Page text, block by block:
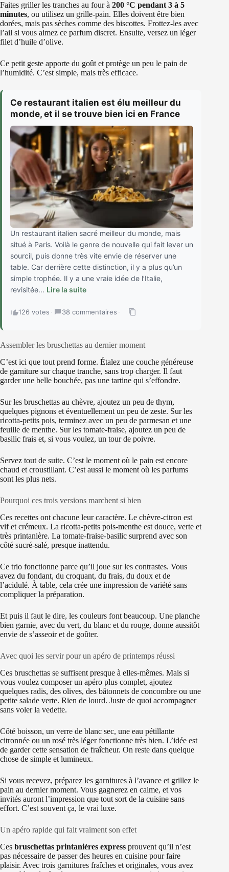
Faites griller les tranches au four à 200 °C pendant 3 à 5
minutes, ou utilisez un grille-pain. Elles doivent être bien
dorées, mais pas sèches comme des biscottes. Frottez-les avec
l’ail si vous aimez ce parfum discret. Ensuite, versez un léger
filet d’huile d’olive.
Ce petit geste apporte du goût et protège un peu le pain de
l’humidité. C’est simple, mais très efficace.
Ce restaurant italien est élu meilleur du
monde, et il se trouve bien ici en France
Un restaurant italien sacré meilleur du monde, mais
situé à Paris. Voilà le genre de nouvelle qui fait lever un
sourcil, puis donne très vite envie de réserver une
table. Car derrière cette distinction, il y a plus qu’un
simple trophée. Il y a une vraie idée de l’Italie,
revisitée... Lire la suite
126 votes · 38 commentaires ·
Assembler les bruschettas au dernier moment
C’est ici que tout prend forme. Étalez une couche généreuse
de garniture sur chaque tranche, sans trop charger. Il faut
garder une belle bouchée, pas une tartine qui s’effondre.
Sur les bruschettas au chèvre, ajoutez un peu de thym,
quelques pignons et éventuellement un peu de zeste. Sur les
ricotta-petits pois, terminez avec un peu de parmesan et une
feuille de menthe. Sur les tomate-fraise, ajoutez un peu de
basilic frais et, si vous voulez, un tour de poivre.
Servez tout de suite. C’est le moment où le pain est encore
chaud et croustillant. C’est aussi le moment où les parfums
sont les plus nets.
Pourquoi ces trois versions marchent si bien
Ces recettes ont chacune leur caractère. Le chèvre-citron est
vif et crémeux. La ricotta-petits pois-menthe est douce, verte et
très printanière. La tomate-fraise-basilic surprend avec son
côté sucré-salé, presque inattendu.
Ce trio fonctionne parce qu’il joue sur les contrastes. Vous
avez du fondant, du croquant, du frais, du doux et de
l’acidulé. À table, cela crée une impression de variété sans
compliquer la préparation.
Et puis il faut le dire, les couleurs font beaucoup. Une planche
bien garnie, avec du vert, du blanc et du rouge, donne aussitôt
envie de s’asseoir et de goûter.
Avec quoi les servir pour un apéro de printemps réussi
Ces bruschettas se suffisent presque à elles-mêmes. Mais si
vous voulez composer un apéro plus complet, ajoutez
quelques radis, des olives, des bâtonnets de concombre ou une
petite salade verte. Rien de lourd. Juste de quoi accompagner
sans voler la vedette.
Côté boisson, un verre de blanc sec, une eau pétillante
citronnée ou un rosé très léger fonctionne très bien. L’idée est
de garder cette sensation de fraîcheur. On reste dans quelque
chose de simple et lumineux.
Si vous recevez, préparez les garnitures à l’avance et grillez le
pain au dernier moment. Vous gagnerez en calme, et vos
invités auront l’impression que tout sort de la cuisine sans
effort. C’est souvent ça, le vrai luxe.
Un apéro rapide qui fait vraiment son effet
Ces bruschettas printanières express prouvent qu’il n’est
pas nécessaire de passer des heures en cuisine pour faire
plaisir. Avec trois garnitures fraîches et originales, vous avez